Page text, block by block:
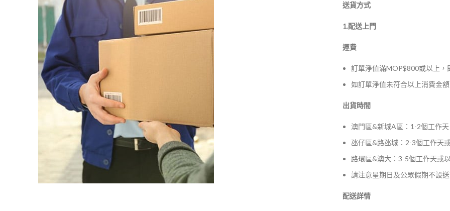
送貨方式
1.配送上門
運費
訂單淨值滿MOP$800或以上，
如訂單淨值未符合以上消費金
出貨時間
澳門區&新城A區：1-2個工作
氹仔區&路氹城：2-3個工作天
路環區&澳大：3-5個工作天或
請注意星期日及公眾假期不設
配送詳情